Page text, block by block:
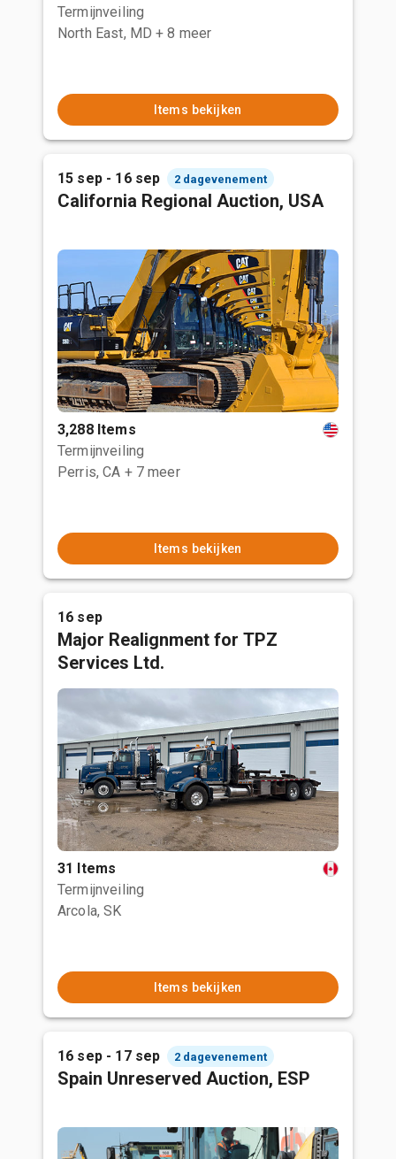
Termijnveiling
North East, MD + 8 meer
Items bekijken
15 sep - 16 sep 2 dagevenement
California Regional Auction, USA
3,288 Items
Termijnveiling
Perris, CA + 7 meer
Items bekijken
16 sep
Major Realignment for TPZ
Services Ltd.
31 Items
Termijnveiling
Arcola, SK
Items bekijken
16 sep - 17 sep 2 dagevenement
Spain Unreserved Auction, ESP